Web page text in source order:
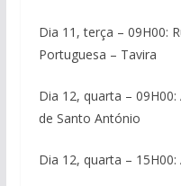
Dia 11, terça – 09H00:
Portuguesa – Tavira
Dia 12, quarta –
de Santo António
Dia 12, quarta –